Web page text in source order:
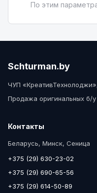
По этим
Schturman.by
ЧУП
Продажа оригинальных б/
Контакты
Беларусь, Минск, Сеница
+375 (29) 630-23-02
+375 (29) 690-65-56
+375 (29) 614-50-89